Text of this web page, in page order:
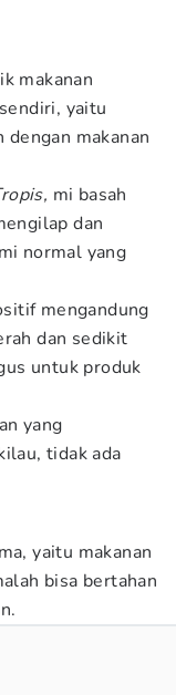
makanan
yaitu
makanan
mi basah
dan
normal yang
mengandung
dan sedikit
untuk produk
yang
tidak ada
yaitu makanan
bisa bertahan